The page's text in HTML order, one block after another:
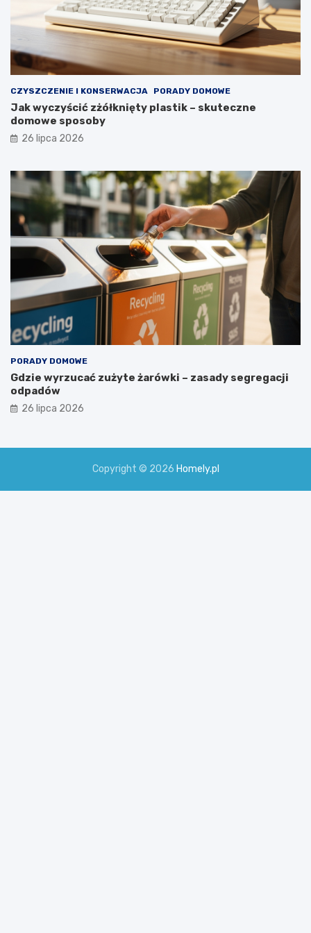
d
g
i
l
a
t
a
CZYSZCZENIE I KONSERWACJA PORADY DOMOWE
Jak wyczyścić zżółknięty plastik – skuteczne
domowe sposoby
26 lipca 2026
PORADY DOMOWE
Gdzie wyrzucać zużyte żarówki – zasady segregacji
odpadów
26 lipca 2026
Copyright © 2026 Homely.pl